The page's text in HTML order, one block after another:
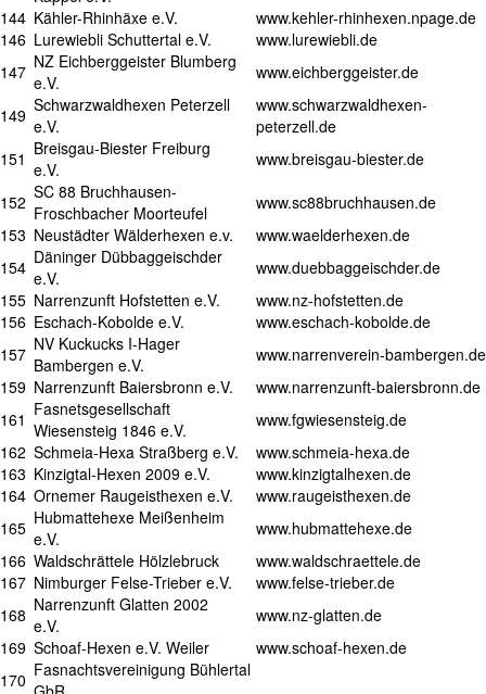
144 Kähler-Rhinhäxe e.V.
www.kehler-rhinhexen.npage.de
146 Lurewiebli Schuttertal e.V.
www.lurewiebli.de
147 NZ Eichberggeister Blumberg
e.V.
www.eichberggeister.de
149 Schwarzwaldhexen Peterzell
e.V.
www.schwarzwaldhexen-
peterzell.de
151 Breisgau-Biester Freiburg
e.V.
www.breisgau-biester.de
152 SC 88 Bruchhausen-
Froschbacher Moorteufel
www.sc88bruchhausen.de
153 Neustädter Wälderhexen e.v.
www.waelderhexen.de
154 Däninger Dübbaggeischder
e.V.
www.duebbaggeischder.de
155 Narrenzunft Hofstetten e.V.
www.nz-hofstetten.de
156 Eschach-Kobolde e.V.
www.eschach-kobolde.de
157 NV Kuckucks I-Hager
Bambergen e.V.
www.narrenverein-bambergen.de
159 Narrenzunft Baiersbronn e.V.
www.narrenzunft-baiersbronn.de
161 Fasnetsgesellschaft
Wiesensteig 1846 e.V.
www.fgwiesensteig.de
162 Schmeia-Hexa Straßberg e.V.
www.schmeia-hexa.de
163 Kinzigtal-Hexen 2009 e.V.
www.kinzigtalhexen.de
164 Ornemer Raugeisthexen e.V.
www.raugeisthexen.de
165 Hubmattehexe Meißenheim
e.V.
www.hubmattehexe.de
166 Waldschrättele Hölzlebruck
www.waldschraettele.de
167 Nimburger Felse-Trieber e.V. www.felse-trieber.de
168 Narrenzunft Glatten 2002
e.V.
www.nz-glatten.de
169 Schoaf-Hexen e.V. Weiler
www.schoaf-hexen.de
170 Fasnachtsvereinigung Bühlertal